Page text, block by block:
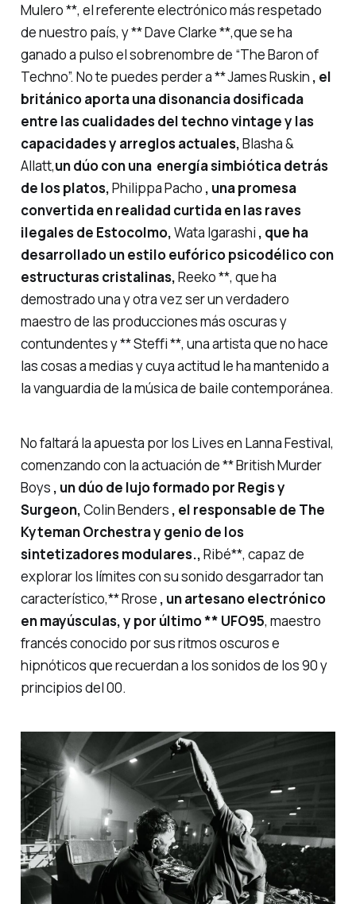
Mulero **, el referente electrónico más respetado
de nuestro país, y ** Dave Clarke **,que se ha
ganado a pulso el sobrenombre de “The Baron of
Techno”. No te puedes perder a ** James Ruskin , el
británico aporta una disonancia dosificada
entre las cualidades del techno vintage y las
capacidades y arreglos actuales,Blasha &
Allatt,un dúo con una energía simbiótica detrás
de los platos,Philippa Pacho , una promesa
convertida en realidad curtida en las raves
ilegales de Estocolmo,Wata Igarashi , que ha
desarrollado un estilo eufórico psicodélico con
estructuras cristalinas,Reeko **, que ha
demostrado una y otra vez ser un verdadero
maestro de las producciones más oscuras y
contundentes y ** Steffi **, una artista que no hace
las cosas a medias y cuya actitud le ha mantenido a
la vanguardia de la música de baile contemporánea.
No faltará la apuesta por los Lives en Lanna Festival,
comenzando con la actuación de ** British Murder
Boys , un dúo de lujo formado por Regis y
Surgeon,Colin Benders , el responsable de The
Kyteman Orchestra y genio de los
sintetizadores modulares.,Ribé**, capaz de
explorar los límites con su sonido desgarrador tan
característico,** Rrose , un artesano electrónico
en mayúsculas, y por último ** UFO95, maestro
francés conocido por sus ritmos oscuros e
hipnóticos que recuerdan a los sonidos de los 90 y
principios del 00.